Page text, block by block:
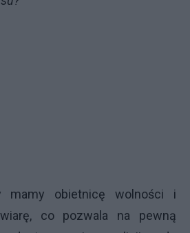
obietnicę wolności i
co pozwala na pewną